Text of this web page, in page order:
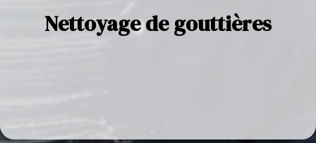
Nettoyage de gouttières